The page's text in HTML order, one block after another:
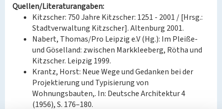
Quellen/Literaturangaben:
Kitzscher: 750 Jahre Kitzscher: 1251 - 2001 / [Hrsg.:
Stadtverwaltung Kitzscher]. Altenburg 2001.
Nabert, Thomas/Pro Leipzig e.V (Hg.): Im Pleiße-
und Göselland: zwischen Markkleeberg, Rötha und
Kitzscher. Leipzig 1999.
Krantz, Horst: Neue Wege und Gedanken bei der
Projektierung und Typisierung von
Wohnungsbauten,. In: Deutsche Architektur 4
(1956), S. 176–180.